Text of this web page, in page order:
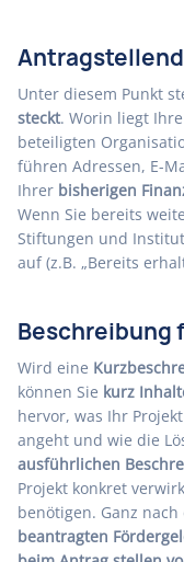
Unter diesem Punkt
steckt. Worin liegt
beteiligten
führen Adressen, E-
Ihrer bisherigen
Wenn Sie bereits
Stiftungen und
auf (z.B. „Bereits
Beschreibung
Wird eine
können Sie kurz
hervor, was Ihr
angeht und wie die
ausführlichen
Projekt konkret
benötigen. Ganz
beantragten